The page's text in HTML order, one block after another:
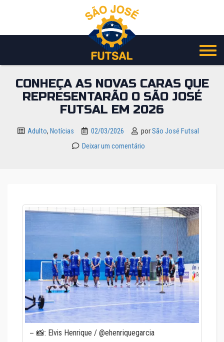
o
CONHEÇA AS NOVAS CARAS QUE
REPRESENTARÃO O SÃO JOSÉ
FUTSAL EM 2026
Adulto, Notícias 02/03/2026 porSão José Futsal
Deixar um comentário
📸: Elvis Henrique / @ehenriquegarcia